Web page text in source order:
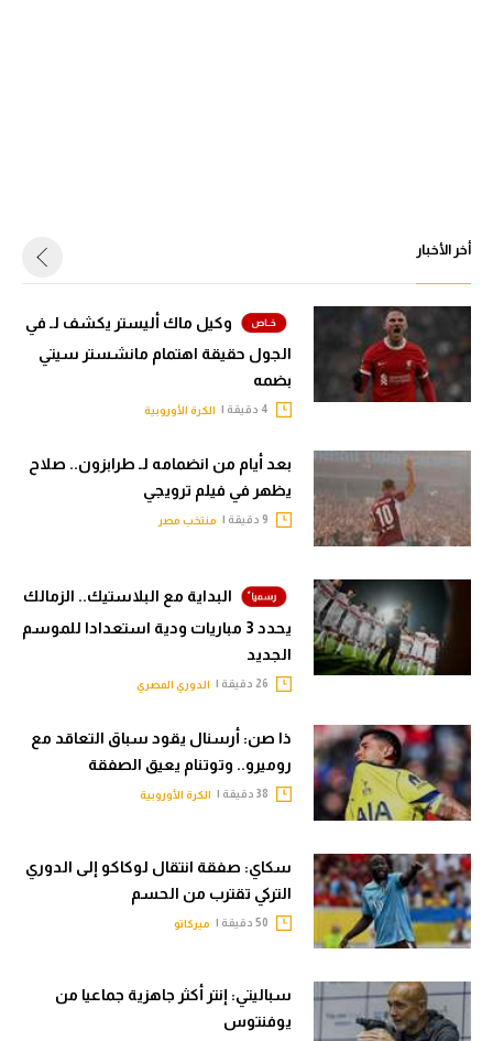
أخر الأخبار
وكيل ماك أليستر يكشف لـ في
الجول حقيقة اهتمام مانشستر سيتي
بضمه
الكرة الأوروبية
بعد أيام من انضمامه لـ طرابزون.. صلاح
يظهر في فيلم ترويجي
منتخب مصر
البداية مع البلاستيك.. الزمالك
يحدد 3 مباريات ودية استعدادا للموسم
الجديد
الدوري المصري
ذا صن: أرسنال يقود سباق التعاقد مع
روميرو.. وتوتنام يعيق الصفقة
الكرة الأوروبية
سكاي: صفقة انتقال لوكاكو إلى الدوري
التركي تقترب من الحسم
ميركاتو
سباليتي: إنتر أكثر جاهزية جماعيا من
يوفنتوس